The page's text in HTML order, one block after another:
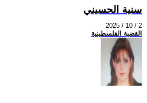
سنية الحسيني
2025 / 10 / 2
القضية الفلسطينية